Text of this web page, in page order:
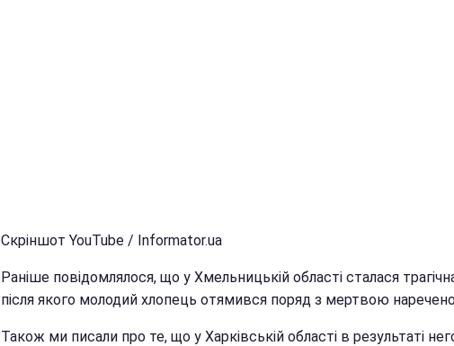
Скріншот YouTube / Informator.ua
Раніше повідомлялося, що у Хмельницькій області сталася
після якого молодий хлопець отямився поряд з мертвою
Також ми писали про те, що у Харківській області в результаті